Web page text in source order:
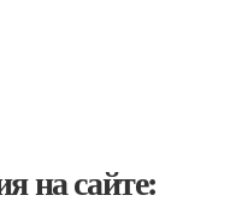
на сайте: